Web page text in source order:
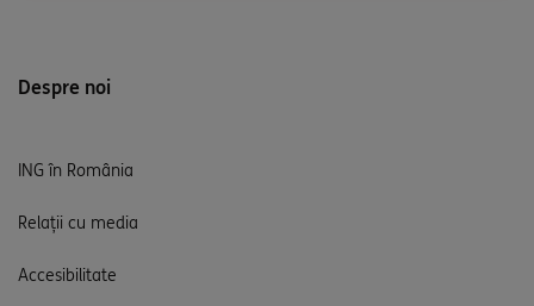
Despre noi
ING în România
Relații cu media
Accesibilitate